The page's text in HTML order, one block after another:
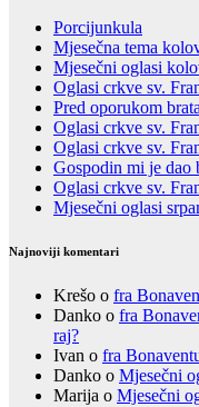
Porcijunkula
Mjesečna tema
Mjesečni oglasi
Oglasi crkve sv.
Pred oporukom
Oglasi crkve sv.
Oglasi crkve sv.
Gospodin mi je dao
Oglasi crkve sv.
Mjesečni oglasi
Najnoviji komentari
Krešo o fra
Danko o fra
raj?
Ivan o fra
Danko o Mjesečni
Marija o Mjesečni